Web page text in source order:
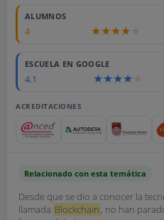
ALUMNOS
4
ESCUELA EN GOOGLE
4.1
ACREDITACIONES
Relacionado con esta temática
Desde que se dio a conocer la
llamada Blockchain , no han